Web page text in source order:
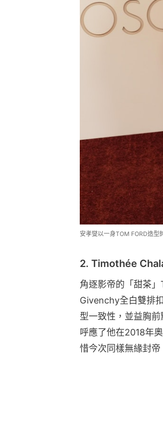
安孝燮以一身TOM FORD造型
2. Timothée
角逐影帝的「甜茶
Givenchy全白雙排
型一致性，並益胸
呼應了他在2018年
惜今次同樣無緣封帝